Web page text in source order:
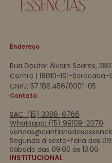
Endereço
Rua Doutor Álvaro Soares,
Centro | 18010-191-Sorocaba-
CNPJ: 57.186.456/0001-05
Contato:
SAC: (15) 3388-6766
Whatsapp: (15) 99109-2070
Segunda à sexta-feira das
Sábado das 09:00 às 13:00
INSTITUCIONAL